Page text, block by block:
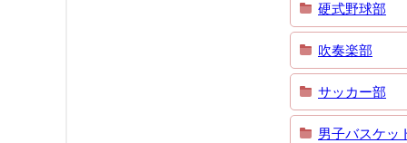
硬式野球部
吹奏楽部
サッカー部
男子バスケッ